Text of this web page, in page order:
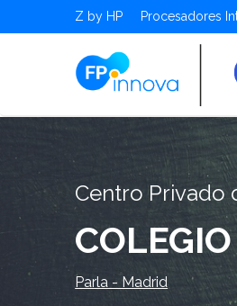
Z by HP Procesadores
Centro Privado
Parla - Madrid